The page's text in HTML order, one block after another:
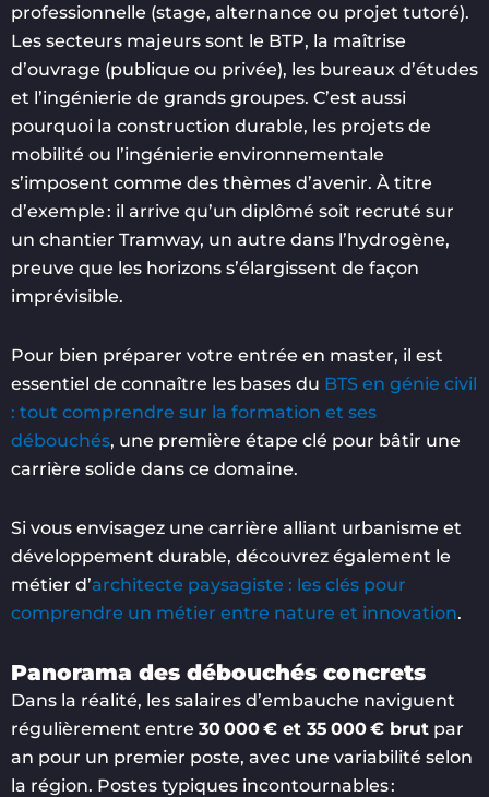
professionnelle (stage, alternance ou projet tutoré).
Les secteurs majeurs sont le BTP, la maîtrise
d’ouvrage (publique ou privée), les bureaux d’études
et l’ingénierie de grands groupes. C’est aussi
pourquoi la construction durable, les projets de
mobilité ou l’ingénierie environnementale
s’imposent comme des thèmes d’avenir. À titre
d’exemple : il arrive qu’un diplômé soit recruté sur
un chantier Tramway, un autre dans l’hydrogène,
preuve que les horizons s’élargissent de façon
imprévisible.
Pour bien préparer votre entrée en master, il est
essentiel de connaître les bases du BTS en génie civil
: tout comprendre sur la formation et ses
débouchés, une première étape clé pour bâtir une
carrière solide dans ce domaine.
Si vous envisagez une carrière alliant urbanisme et
développement durable, découvrez également le
métier d’architecte paysagiste : les clés pour
comprendre un métier entre nature et innovation.
Panorama des débouchés concrets
Dans la réalité, les salaires d’embauche naviguent
régulièrement entre 30 000 € et 35 000 € brut par
an pour un premier poste, avec une variabilité selon
la région. Postes typiques incontournables :